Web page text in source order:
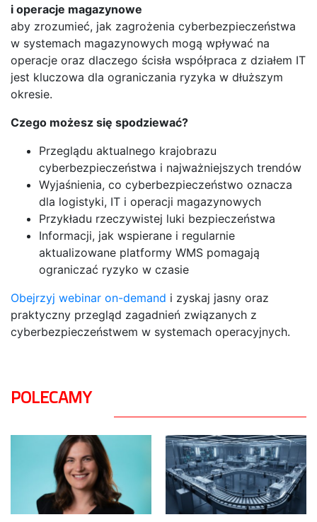
i operacje magazynowe
aby zrozumieć, jak zagrożenia cyberbezpieczeństwa
w systemach magazynowych mogą wpływać na
operacje oraz dlaczego ścisła współpraca z działem IT
jest kluczowa dla ograniczania ryzyka w dłuższym
okresie.
Czego możesz się spodziewać?
Przeglądu aktualnego krajobrazu
cyberbezpieczeństwa i najważniejszych trendów
Wyjaśnienia, co cyberbezpieczeństwo oznacza
dla logistyki, IT i operacji magazynowych
Przykładu rzeczywistej luki bezpieczeństwa
Informacji, jak wspierane i regularnie
aktualizowane platformy WMS pomagają
ograniczać ryzyko w czasie
Obejrzyj webinar on-demand i zyskaj jasny oraz
praktyczny przegląd zagadnień związanych z
cyberbezpieczeństwem w systemach operacyjnych.
POLECAMY